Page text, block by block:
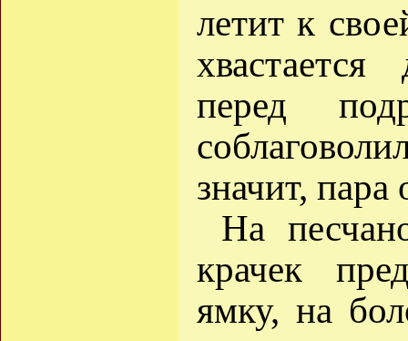
летит к
перед
значит, пара
На
крачек
ямку, на